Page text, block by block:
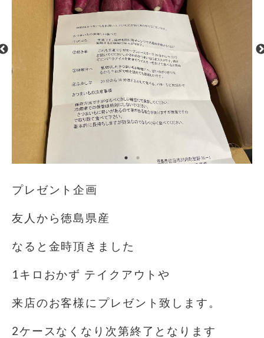
プレゼント企画
友人から徳島県産
なると金時頂きました
1キロおかず テイクアウトや
来店のお客様にプレゼント致します。
2ケースなくなり次第終了となります